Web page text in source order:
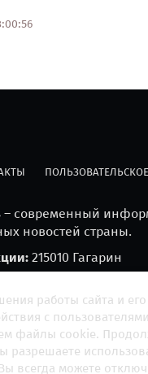
– современный
новостей страны.
215010 Гагарин
«Square news»
работы сайта и его
с
файлы cookie.
разрешаете
всегда можете